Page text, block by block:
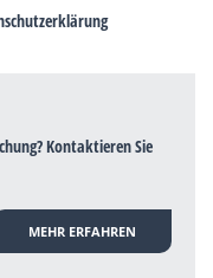
Kontaktieren Sie
MEHR ERFAHREN